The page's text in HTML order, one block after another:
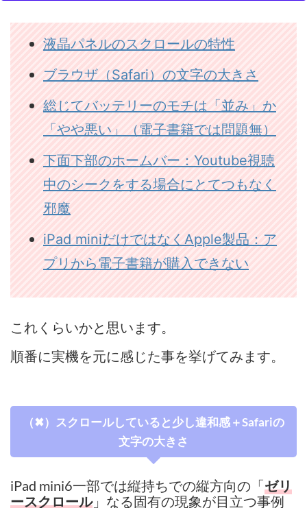
液晶パネルのスクロールの特性
ブラウザ（Safari）の文字の大きさ
総じてバッテリーのモチは「並み」か
「やや悪い」（電子書籍では問題無）
下面下部のホームバー：Youtube視聴
中のシークをする場合にとてつもなく
邪魔
iPad miniだけではなくApple製品：ア
プリから電子書籍が購入できない
これくらいかと思います。
順番に実機を元に感じた事を挙げてみます。
（✖）スクロールしていると少し違和感＋Safariの
文字の大きさ
iPad mini6一部では縦持ちでの縦方向の「ゼリ
ースクロール」なる固有の現象が目立つ事例